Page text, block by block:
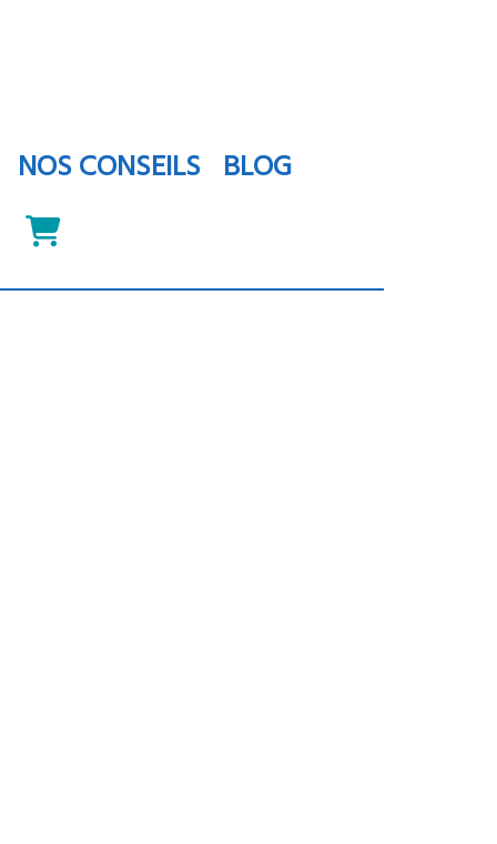
NOS CONSEILS BLOG